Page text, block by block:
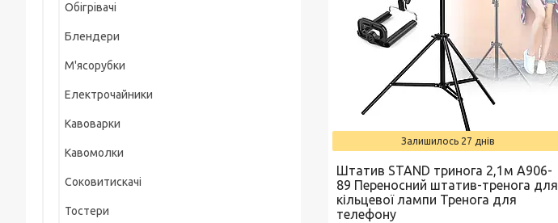
Залишилось 27 днів
Штатив STAND тринога 2,1м А906-
89 Переносний штатив-тренога для
кільцевої лампи Тренога для
телефону
Сумка для ноутбука
Чоловічі сумки
Обігрівачі
Блендери
М'ясорубки
Електрочайники
Кавоварки
Кавомолки
Соковитискачі
Тостери